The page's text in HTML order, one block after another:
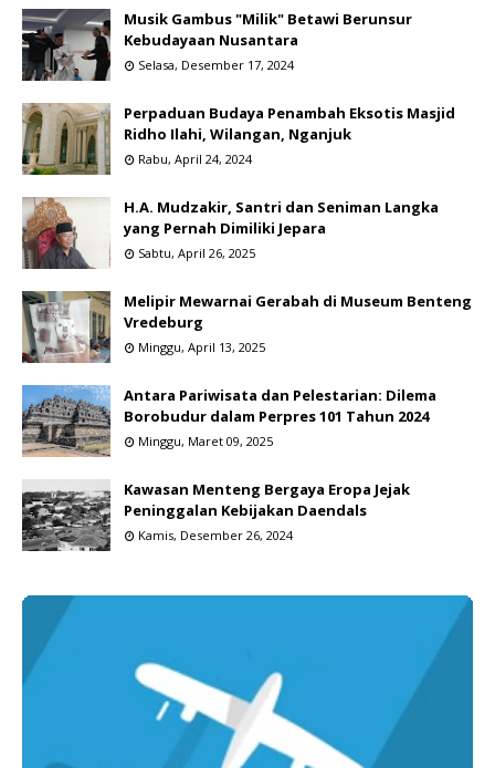
Musik Gambus "Milik" Betawi Berunsur
Kebudayaan Nusantara
Selasa, Desember 17, 2024
Perpaduan Budaya Penambah Eksotis Masjid
Ridho Ilahi, Wilangan, Nganjuk
Rabu, April 24, 2024
H.A. Mudzakir, Santri dan Seniman Langka
yang Pernah Dimiliki Jepara
Sabtu, April 26, 2025
Melipir Mewarnai Gerabah di Museum Benteng
Vredeburg
Minggu, April 13, 2025
Antara Pariwisata dan Pelestarian: Dilema
Borobudur dalam Perpres 101 Tahun 2024
Minggu, Maret 09, 2025
Kawasan Menteng Bergaya Eropa Jejak
Peninggalan Kebijakan Daendals
Kamis, Desember 26, 2024